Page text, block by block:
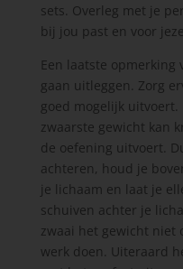
sets. Overleg met je
bij jou past en voor
Een laatste opmerking
gaan uitleggen. Zorg
goed mogelijk
zwaarste gewicht kan
de oefening uitvoert.
achteren, houd je
je lichaam en laat je
schuiven achter je
zwaai het gewicht niet
werk doen. Uiteraard